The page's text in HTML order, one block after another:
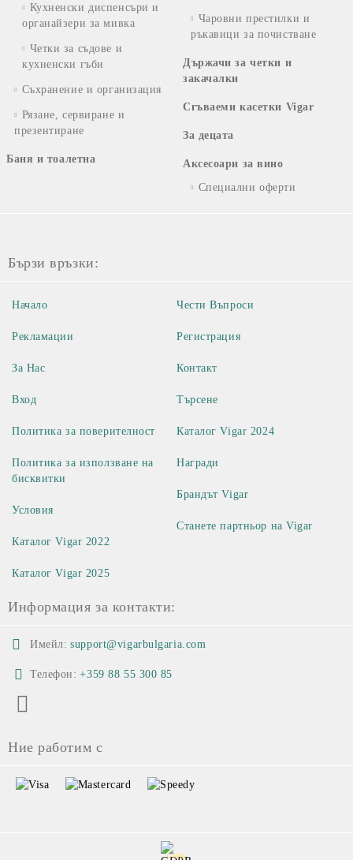
Кухненски диспенсъри и
органайзери за мивка
Четки за съдове и
кухненски гъби
Съхранение и организация
Рязане, сервиране и
презентиране
Баня и тоалетна
Чаровни престилки и
ръкавици за почистване
Държачи за четки и
закачалки
Сгъваеми касетки Vigar
За децата
Аксесоари за вино
Специални оферти
Бързи връзки:
Начало
Рекламации
За Нас
Вход
Чести Въпроси
Регистрация
Контакт
Търсене
Политика за поверителност
Политика за използване на
бисквитки
Условия
Каталог Vigar 2022
Каталог Vigar 2024
Награди
Брандът Vigar
Станете партньор на Vigar
Каталог Vigar 2025
Информация за контакти:
Имейл: support@vigarbulgaria.com
Телефон: +359 88 55 300 85
Ние работим с
GDPR